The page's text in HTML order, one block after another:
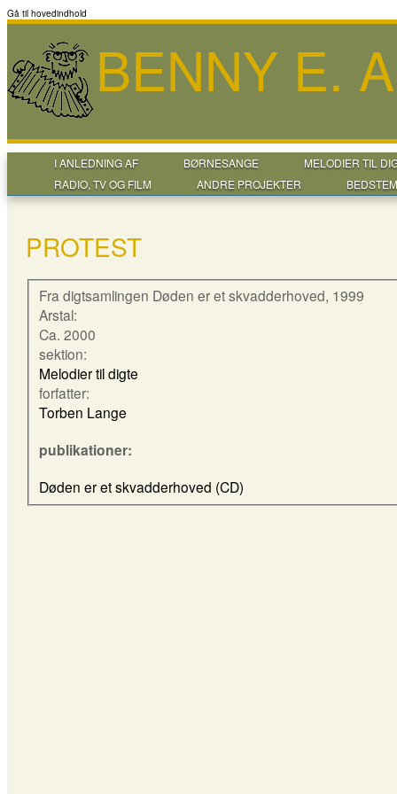
Gå til hovedindhold
BENNY E.
I ANLEDNING AF BØRNESANGE
MELODIER TIL
RADIO, TV OG FILM
ANDRE PROJEKTER
PROTEST
Fra digtsamlingen Døden er et skvadderhoved, 1999
Arstal:
Ca. 2000
sektion:
Melodier til digte
forfatter:
Torben Lange
publikationer:
Døden er et skvadderhoved (CD)